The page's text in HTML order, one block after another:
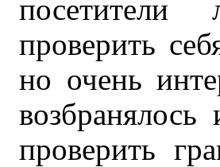
посетители
проверить
но очень
проверить